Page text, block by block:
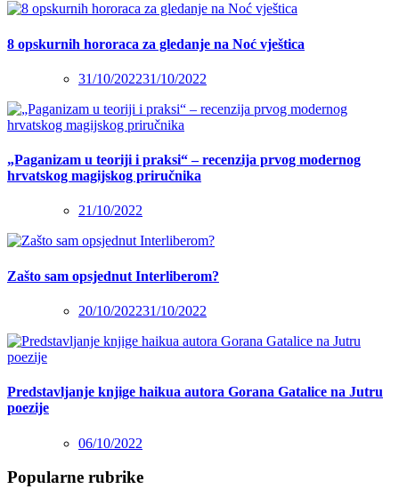
8 opskurnih hororaca za gledanje na Noć vještica
31/10/202231/10/2022
„Paganizam u teoriji i praksi“ – recenzija prvog modernog
hrvatskog magijskog priručnika
21/10/2022
Zašto sam opsjednut Interliberom?
20/10/202231/10/2022
Predstavljanje knjige haikua autora Gorana Gatalice na Jutru
poezije
06/10/2022
Popularne rubrike